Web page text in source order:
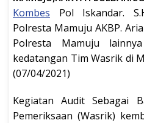
Kombes Pol Iskandar.
Polresta Mamuju AKBP.
Polresta Mamuju
kedatangan Tim Wasrik di
(07/04/2021)
Kegiatan Audit Sebagai
Pemeriksaan (Wasrik)